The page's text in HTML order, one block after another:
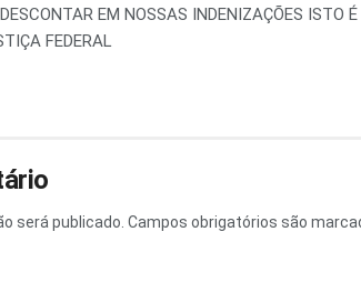
EM NOSSAS INDENIZAÇÕES ISTO
FEDERAL
será publicado. Campos obrigatórios são